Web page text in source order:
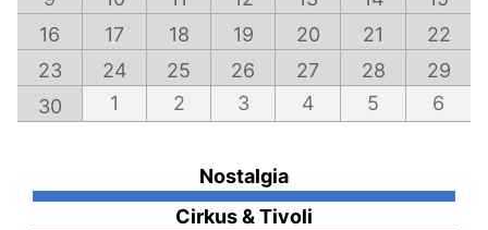
16
17 18 19 20 21
22
23
24 25 26 27 28
29
30
1 2 3 4 5 6
Nostalgia
Cirkus & Tivoli